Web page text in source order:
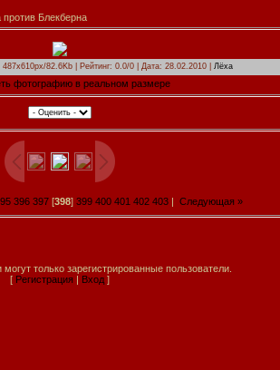
Блекберна
82.6Kb | Рейтинг: 0.0/0 | Дата: 28.02.2010 | Лёха
фотографию в реальном размере
396 397 [398] 399 400 401 402 403 Следующая »
только зарегистрированные пользователи.
[ Регистрация | Вход ]